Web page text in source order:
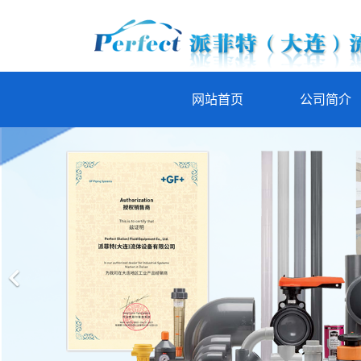
网站首页 公司简介